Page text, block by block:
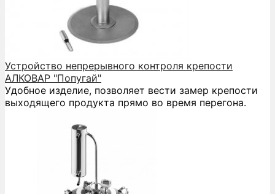
Устройство непрерывного контроля крепости
АЛКОВАР "Попугай"
Удобное изделие, позволяет вести замер крепости
выходящего продукта прямо во время перегона.